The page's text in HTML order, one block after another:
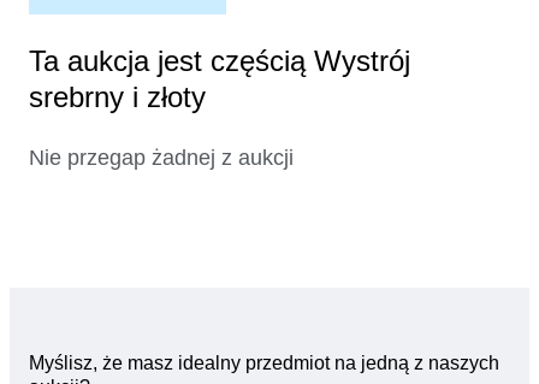
Ta aukcja jest częścią Wystrój
srebrny i złoty
Nie przegap żadnej z aukcji
Myślisz, że masz idealny przedmiot na jedną z naszych